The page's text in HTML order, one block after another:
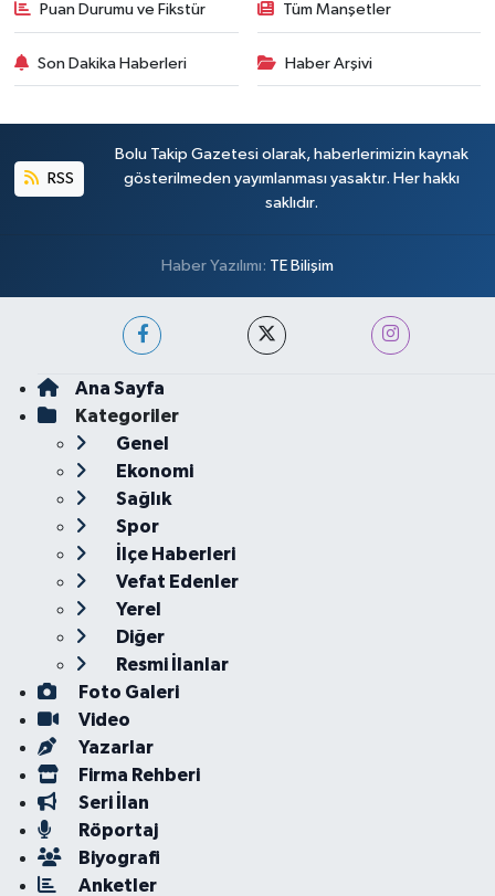
Puan Durumu ve Fikstür Tüm Manşetler
Son Dakika Haberleri Haber Arşivi
RSS
Bolu Takip Gazetesi olarak, haberlerimizin kaynak
gösterilmeden yayımlanması yasaktır. Her hakkı
saklıdır.
Haber Yazılımı: TE Bilişim
Ana Sayfa
Kategoriler
Genel
Ekonomi
Sağlık
Spor
İlçe Haberleri
Vefat Edenler
Yerel
Diğer
Resmi İlanlar
Foto Galeri
Video
Yazarlar
Firma Rehberi
Seri İlan
Röportaj
Biyografi
Anketler